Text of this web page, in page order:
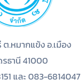
ต.หมากแข้ง อ.เมือง
ธานี 41000
และ 083-6814047